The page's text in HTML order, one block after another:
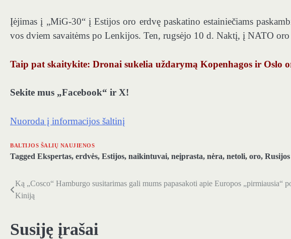
Įėjimas į „MiG-30“ į Estijos oro erdvę paskatino estainiečiams
vos dviem savaitėms po Lenkijos. Ten, rugsėjo 10 d. Naktį, į NATO
Taip pat skaitykite: Dronai sukelia uždarymą Kopenhagos ir Oslo
Sekite mus „Facebook“ ir X!
Nuoroda į informacijos šaltinį
BALTIJOS ŠALIŲ NAUJIENOS
Tagged Ekspertas, erdvės, Estijos, naikintuvai, neįprasta, nėra, netoli, oro, Rusijos
Navigacija
tarp
įrašų
Ką „Cosco“ Hamburgo susitarimas gali mums papasakoti apie Europos „pirmiausia“
Kiniją
Susiję įrašai